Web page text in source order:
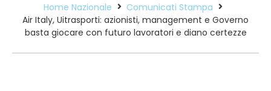
Home Nazionale
Comunicati Stampa
Air Italy, Uitrasporti: azionisti, management e Governo
basta giocare con futuro lavoratori e diano certezze